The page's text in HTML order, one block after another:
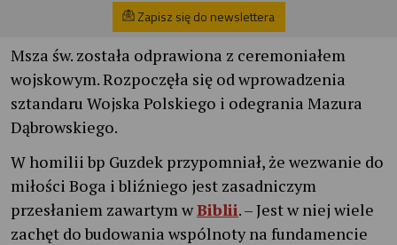
Zapisz się do newslettera
Msza św. została odprawiona z ceremoniałem
wojskowym. Rozpoczęła się od wprowadzenia
sztandaru Wojska Polskiego i odegrania Mazura
Dąbrowskiego.
W homilii bp Guzdek przypomniał, że wezwanie do
miłości Boga i bliźniego jest zasadniczym
przesłaniem zawartym wBiblii. – Jest w niej wiele
zachęt do budowania wspólnoty na fundamencie